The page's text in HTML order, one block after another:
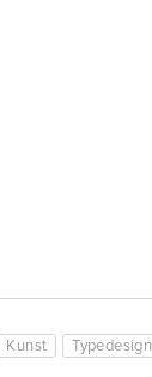
Kunst Typedesign